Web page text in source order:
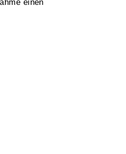
einen